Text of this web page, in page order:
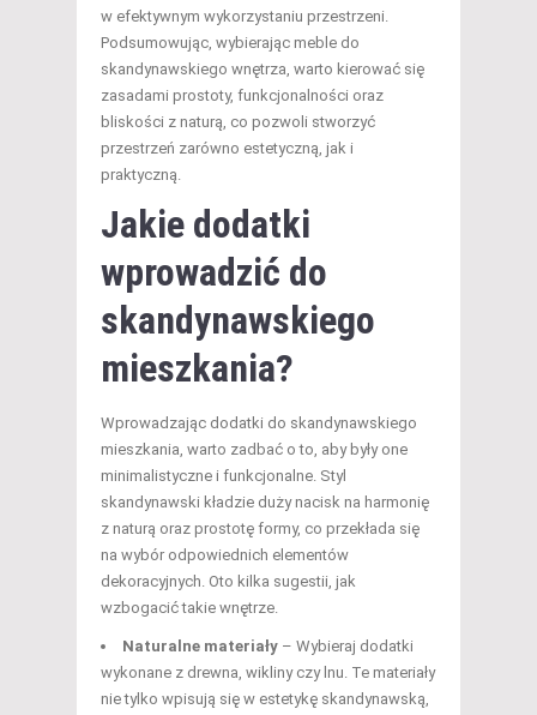
w efektywnym wykorzystaniu przestrzeni.
Podsumowując, wybierając meble do
skandynawskiego wnętrza, warto kierować się
zasadami prostoty, funkcjonalności oraz
bliskości z naturą, co pozwoli stworzyć
przestrzeń zarówno estetyczną, jak i
praktyczną.
Jakie dodatki
wprowadzić do
skandynawskiego
mieszkania?
Wprowadzając dodatki do skandynawskiego
mieszkania, warto zadbać o to, aby były one
minimalistyczne i funkcjonalne. Styl
skandynawski kładzie duży nacisk na harmonię
z naturą oraz prostotę formy, co przekłada się
na wybór odpowiednich elementów
dekoracyjnych. Oto kilka sugestii, jak
wzbogacić takie wnętrze.
Naturalne materiały – Wybieraj dodatki
wykonane z drewna, wikliny czy lnu. Te materiały
nie tylko wpisują się w estetykę skandynawską,